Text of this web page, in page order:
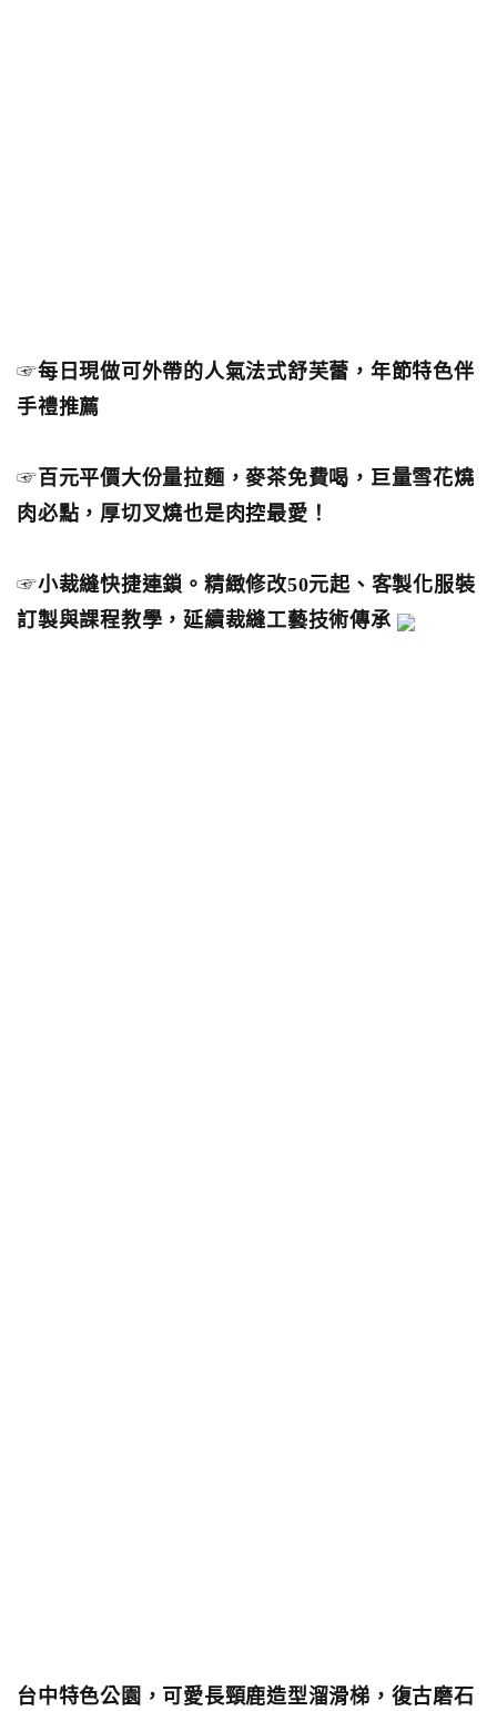
☞每日現做可外帶的人氣法式舒芙蕾，年節特色伴
手禮推薦
☞ 百元平價大份量拉麵，麥茶免費喝，巨量雪花燒
肉必點，厚切叉燒也是肉控最愛！
☞小裁縫快捷連鎖。精緻修改50元起、客製化服裝
訂製與課程教學，延續裁縫工藝技術傳承
台中特色公園，可愛長頸鹿造型溜滑梯，復古磨石